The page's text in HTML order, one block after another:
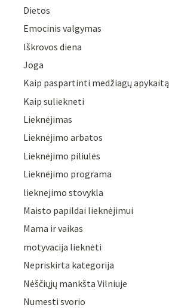
Dietos
Emocinis valgymas
Iškrovos diena
Joga
Kaip paspartinti medžiagų apykaitą
Kaip suliekneti
Lieknėjimas
Lieknėjimo arbatos
Lieknėjimo piliulės
Lieknėjimo programa
lieknejimo stovykla
Maisto papildai lieknėjimui
Mama ir vaikas
motyvacija lieknėti
Nepriskirta kategorija
Nėščiųjų mankšta Vilniuje
Numesti svorio